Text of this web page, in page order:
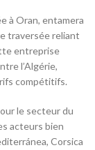
à Oran, entamera
traversée reliant
entreprise
l’Algérie,
compétitifs.
le secteur du
acteurs bien
Corsica